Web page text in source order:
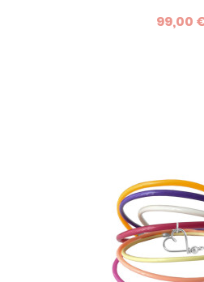
modération ! La grande99,00